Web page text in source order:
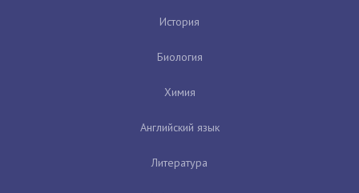
История
Биология
Химия
Английский язык
Литература